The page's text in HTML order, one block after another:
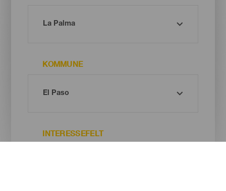
KOMMUNE
INTERESSEFELT